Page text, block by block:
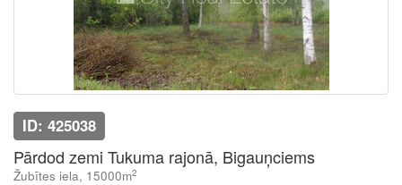
ID: 425038
Pārdod zemi Tukuma rajonā, Bigauņciems
Žubītes iela, 15000m2